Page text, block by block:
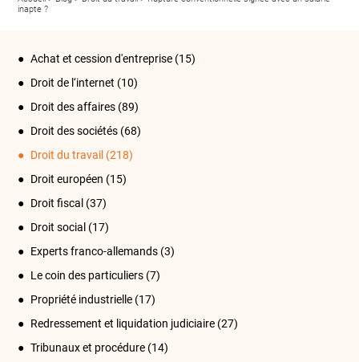
inapte ?
Achat et cession d'entreprise (15)
Droit de l‘internet (10)
Droit des affaires (89)
Droit des sociétés (68)
Droit du travail (218)
Droit européen (15)
Droit fiscal (37)
Droit social (17)
Experts franco-allemands (3)
Le coin des particuliers (7)
Propriété industrielle (17)
Redressement et liquidation judiciaire (27)
Tribunaux et procédure (14)